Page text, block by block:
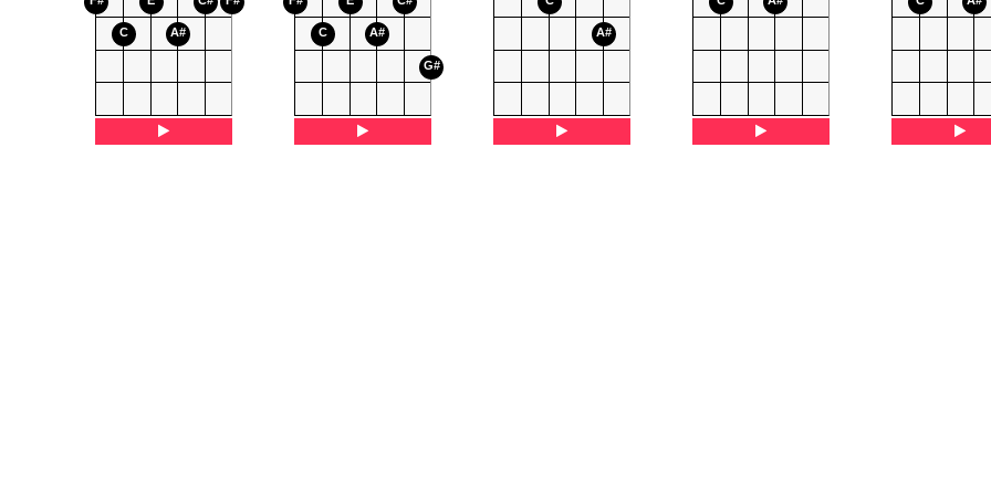
C A# C A#
G#
A#